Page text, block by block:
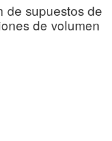
de supuestos de
de volumen